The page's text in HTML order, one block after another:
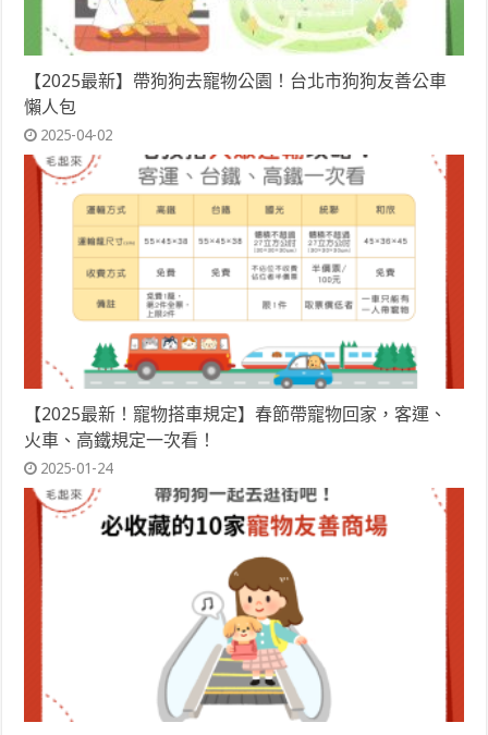
【2025最新】帶狗狗去寵物公園！台北市狗狗友善公車
懶人包
2025-04-02
【2025最新！寵物搭車規定】春節帶寵物回家，客運、
火車、高鐵規定一次看！
2025-01-24